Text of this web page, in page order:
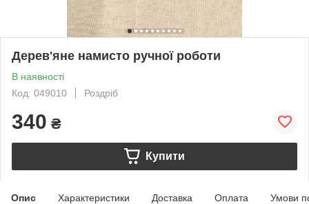
Дерев'яне намисто ручної роботи
В наявності
Код: 049010
Роздріб
340 ₴
Купити
Опис Характеристики Доставка Оплата Умови